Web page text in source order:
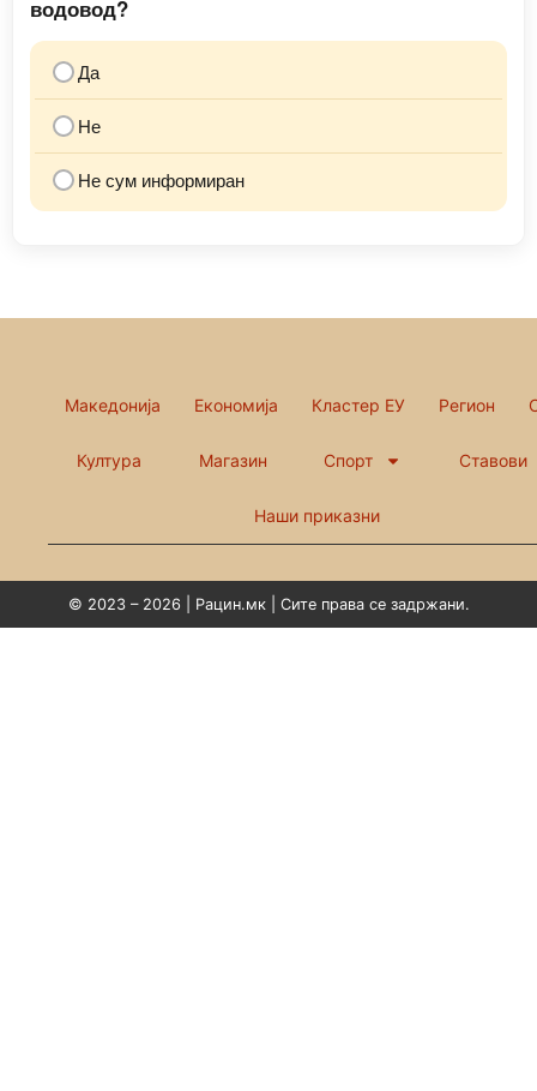
водовод?
Да
Не
Не сум информиран
Македонија Економија Кластер ЕУ Регион
Култура Магазин Спорт Ставови
Наши приказни
© 2023 – 2026 | Рацин.мк | Сите права се задржани.